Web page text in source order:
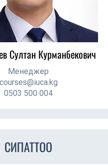
Султан Курманбекович
Менеджер
courses@iuca.kg
0503 500 004
СИПАТТОО